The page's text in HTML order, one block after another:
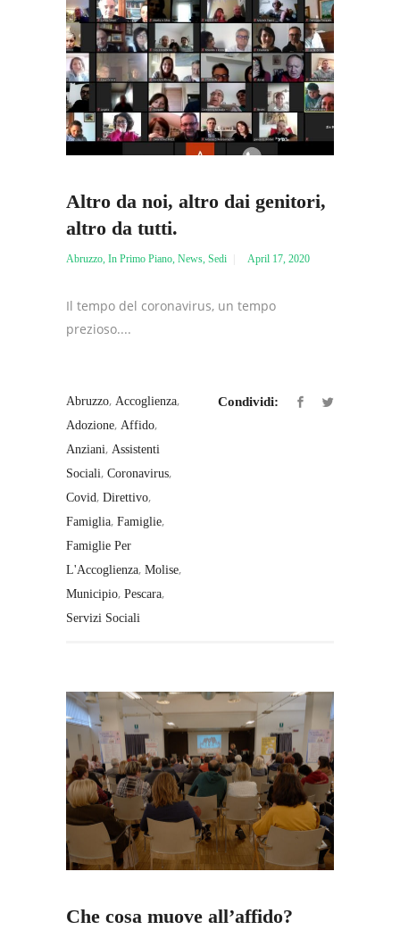
Altro da noi, altro dai genitori,
altro da tutti.
Abruzzo In Primo Piano News Sedi April 17, 2020
Il tempo del coronavirus, un tempo
prezioso....
Abruzzo, Accoglienza,
Adozione, Affido,
Anziani, Assistenti
Sociali, Coronavirus,
Covid, Direttivo,
Famiglia, Famiglie,
Famiglie Per
L'Accoglienza, Molise,
Municipio, Pescara,
Servizi Sociali
Condividi:
Che cosa muove all’affido?